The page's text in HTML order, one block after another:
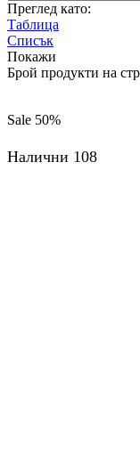
Преглед като:
Таблица
Списък
Покажи
Брой продукти на
Sale 50%
Налични 108